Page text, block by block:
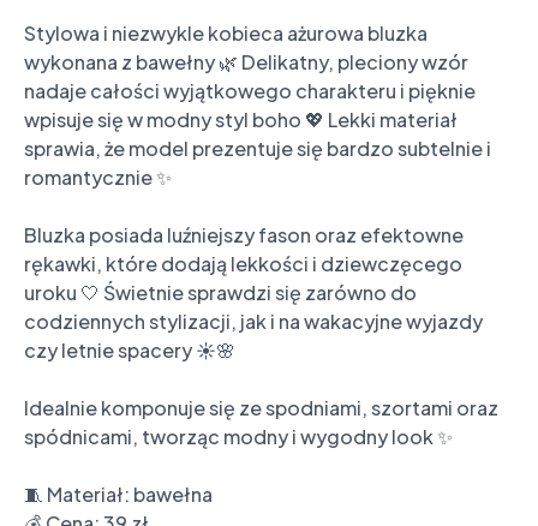
Stylowa i niezwykle kobieca ażurowa bluzka
wykonana z bawełny 🌿 Delikatny, pleciony wzór
nadaje całości wyjątkowego charakteru i pięknie
wpisuje się w modny styl boho 💖 Lekki materiał
sprawia, że model prezentuje się bardzo subtelnie i
romantycznie ✨
Bluzka posiada luźniejszy fason oraz efektowne
rękawki, które dodają lekkości i dziewczęcego
uroku 🤍 Świetnie sprawdzi się zarówno do
codziennych stylizacji, jak i na wakacyjne wyjazdy
czy letnie spacery ☀️🌸
Idealnie komponuje się ze spodniami, szortami oraz
spódnicami, tworząc modny i wygodny look ✨
🧵 Materiał: bawełna